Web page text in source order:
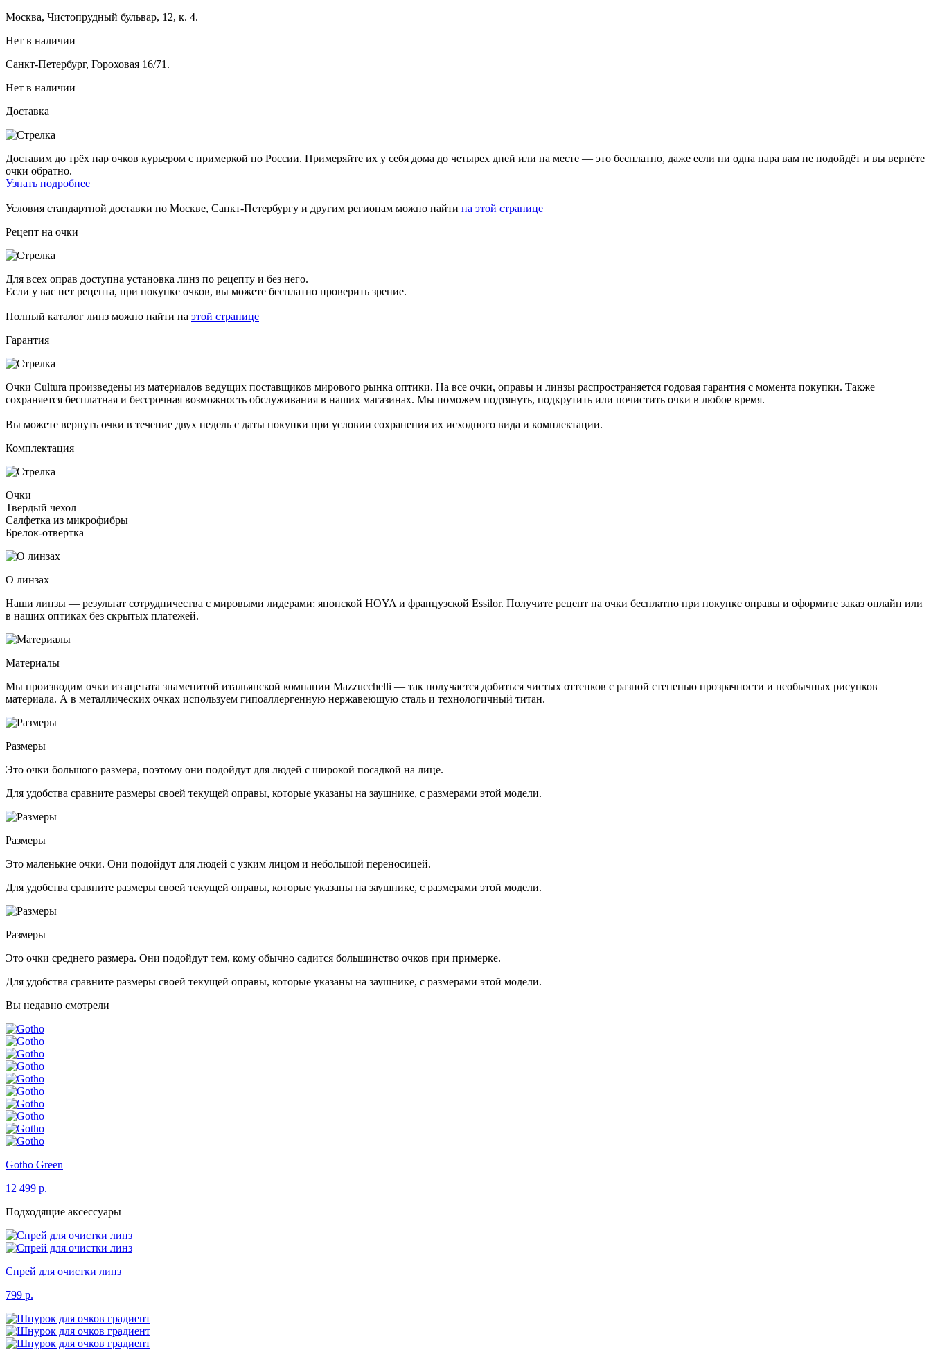
Москва, Чистопрудный бульвар, 12, к. 4.
Нет в наличии
Санкт-Петербург, Гороховая 16/71.
Нет в наличии
Доставка
Доставим до трёх пар очков курьером с примеркой по России. Примеряйте их у себя дома до четырех дней или на месте — это бесплатно, даже если ни одна пара вам не подойдёт и вы вернёте
очки обратно.
Узнать подробнее
Условия стандартной доставки по Москве, Санкт-Петербургу и другим регионам можно найти на этой странице
Рецепт на очки
Для всех оправ доступна установка линз по рецепту и без него.
Если у вас нет рецепта, при покупке очков, вы можете бесплатно проверить зрение.
Полный каталог линз можно найти на этой странице
Гарантия
Очки Cultura произведены из материалов ведущих поставщиков мирового рынка оптики. На все очки, оправы и линзы распространяется годовая гарантия с момента покупки. Также
сохраняется бесплатная и бессрочная возможность обслуживания в наших магазинах. Мы поможем подтянуть, подкрутить или почистить очки в любое время.
Вы можете вернуть очки в течение двух недель с даты покупки при условии сохранения их исходного вида и комплектации.
Комплектация
Очки
Твердый чехол
Салфетка из микрофибры
Брелок-отвертка
О линзах
Наши линзы — результат сотрудничества с мировыми лидерами: японской HOYA и французской Essilor. Получите рецепт на очки бесплатно при покупке оправы и оформите заказ онлайн или
в наших оптиках без скрытых платежей.
Материалы
Мы производим очки из ацетата знаменитой итальянской компании Mazzucchelli — так получается добиться чистых оттенков с разной степенью прозрачности и необычных рисунков
материала. А в металлических очках используем гипоаллергенную нержавеющую сталь и технологичный титан.
Размеры
Это очки большого размера, поэтому они подойдут для людей с широкой посадкой на лице.
Для удобства сравните размеры своей текущей оправы, которые указаны на заушнике, с размерами этой модели.
Размеры
Это маленькие очки. Они подойдут для людей с узким лицом и небольшой переносицей.
Для удобства сравните размеры своей текущей оправы, которые указаны на заушнике, с размерами этой модели.
Размеры
Это очки среднего размера. Они подойдут тем, кому обычно садится большинство очков при примерке.
Для удобства сравните размеры своей текущей оправы, которые указаны на заушнике, с размерами этой модели.
Вы недавно смотрели
Gotho Green
12 499 р.
Подходящие аксессуары
Спрей для очистки линз
799 р.